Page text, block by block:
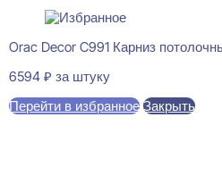
Orac Decor C991 Карниз
6594 ₽ за штуку
Перейти в избранное Закрыть